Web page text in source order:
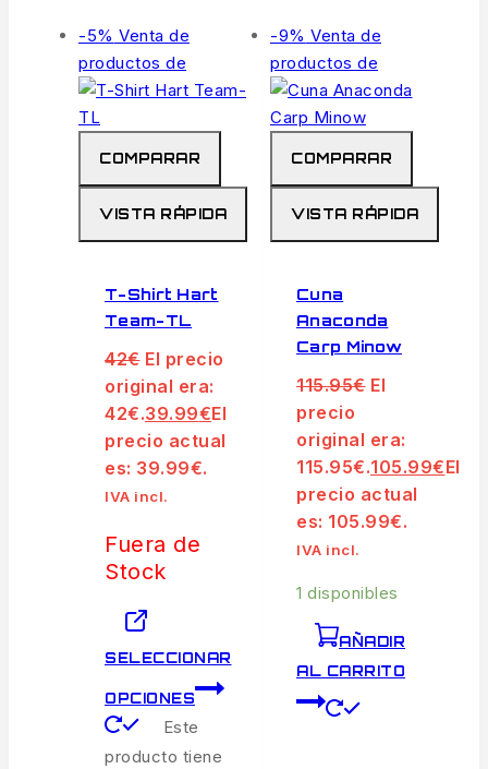
-5% Venta de
productos de
COMPARAR
VISTA RÁPIDA
T-Shirt Hart
Team-TL
42€ El precio
original era:
42€.39.99€El
precio actual
es: 39.99€.
IVA incl.
Fuera de
Stock
SELECCIONAR
OPCIONES
Este
producto tiene
-9% Venta de
productos de
COMPARAR
VISTA RÁPIDA
Cuna
Anaconda
Carp Minow
115.95€ El
precio
original era:
115.95€.105.99€El
precio actual
es: 105.99€.
IVA incl.
1 disponibles
AÑADIR
AL CARRITO